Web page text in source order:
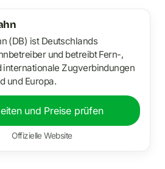
(DB) ist Deutschlands
und betreibt Fern-,
internationale Zugverbindungen
und Europa.
und Preise prüfen
Offizielle Website